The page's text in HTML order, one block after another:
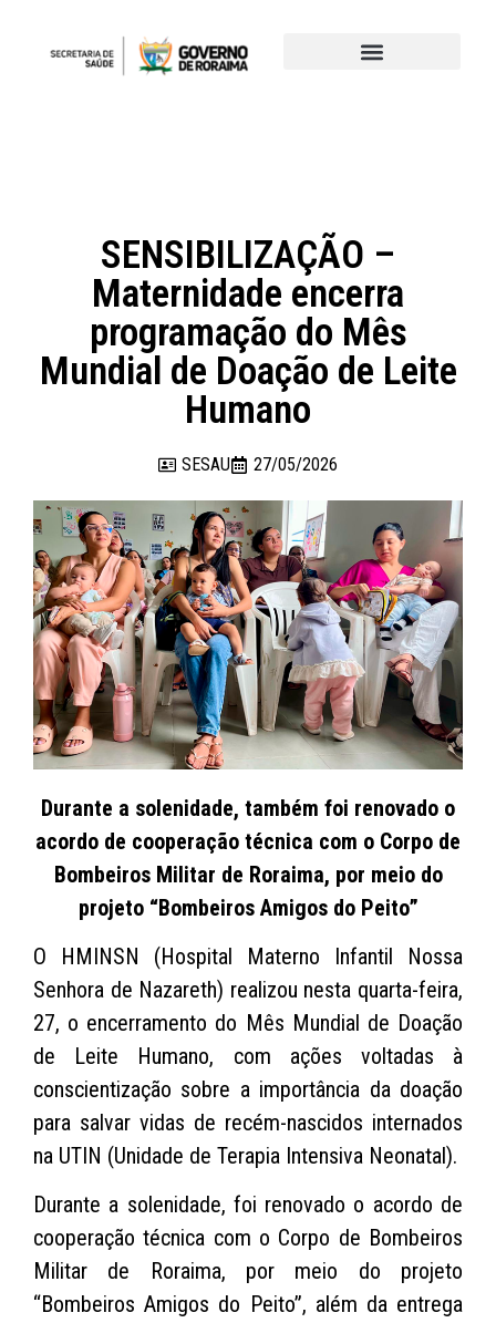
SENSIBILIZAÇÃO –
Maternidade encerra
programação do Mês
Mundial de Doação de Leite
Humano
SESAU 27/05/2026
Durante a solenidade, também foi renovado o
acordo de cooperação técnica com o Corpo de
Bombeiros Militar de Roraima, por meio do
projeto “Bombeiros Amigos do Peito”
O HMINSN (Hospital Materno Infantil Nossa
Senhora de Nazareth) realizou nesta quarta-feira,
27, o encerramento do Mês Mundial de Doação
de Leite Humano, com ações voltadas à
conscientização sobre a importância da doação
para salvar vidas de recém-nascidos internados
na UTIN (Unidade de Terapia Intensiva Neonatal).
Durante a solenidade, foi renovado o acordo de
cooperação técnica com o Corpo de Bombeiros
Militar de Roraima, por meio do projeto
“Bombeiros Amigos do Peito”, além da entrega